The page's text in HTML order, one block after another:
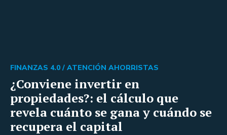
¿Conviene invertir en
propiedades?: el cálculo que
revela cuánto se gana y cuándo se
recupera el capital
FINANZAS 4.0 / ATENCIÓN AHORRISTAS